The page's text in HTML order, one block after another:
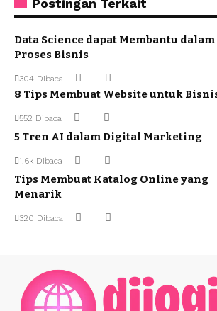
Postingan Terkait
Data Science dapat Membantu dalam
Proses Bisnis
304 Dibaca
8 Tips Membuat Website untuk
552 Dibaca
5 Tren AI dalam Digital Marketing
1.6k Dibaca
Tips Membuat Katalog Online yang
Menarik
320 Dibaca